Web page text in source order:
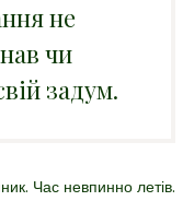
не
чи
задум.
Час невпинно летів.